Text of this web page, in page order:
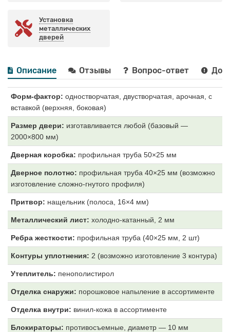
Установка
металлических
дверей
Описание Отзывы Вопрос-ответ
Форм-фактор: одностворчатая, двустворчатая, арочная, с
вставкой (верхняя, боковая)
Размер двери: изготавливается любой (базовый —
2000×800 мм)
Дверная коробка: профильная труба 50×25 мм
Дверное полотно: профильная труба 40×25 мм (возможно
изготовление сложно-гнутого профиля)
Притвор: нащельник (полоса, 16×4 мм)
Металлический лист: холодно-катанный, 2 мм
Ребра жесткости: профильная труба (40×25 мм, 2 шт)
Контуры уплотнения: 2 (возможно изготовление 3 контура)
Утеплитель: пенополистирол
Отделка снаружи: порошковое напыление в ассортименте
Отделка внутри: винил-кожа в ассортименте
Блокираторы: противосъемные, диаметр — 10 мм